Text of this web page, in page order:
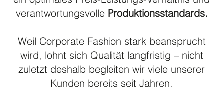
verantwortungsvolle Produktionsstandards.
Weil Corporate Fashion stark beansprucht
wird, lohnt sich Qualität langfristig – nicht
zuletzt deshalb begleiten wir viele unserer
Kunden bereits seit Jahren.